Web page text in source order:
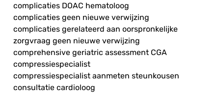
complicaties DOAC hematoloog
complicaties geen nieuwe verwijzing
complicaties gerelateerd aan oorspronkelijke
zorgvraag geen nieuwe verwijzing
comprehensive geriatric assessment CGA
compressiespecialist
compressiespecialist aanmeten steunkousen
consultatie cardioloog